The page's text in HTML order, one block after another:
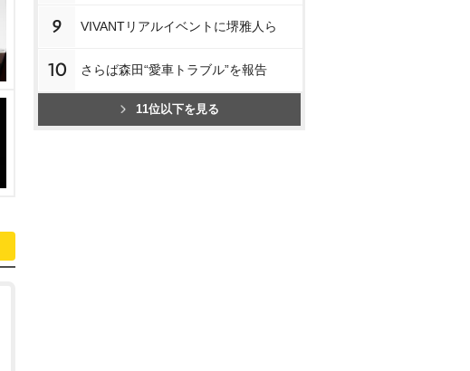
9 VIVANTリアルイベントに堺雅人ら
10 さらば森田“愛車トラブル”を報告
11位以下を見る